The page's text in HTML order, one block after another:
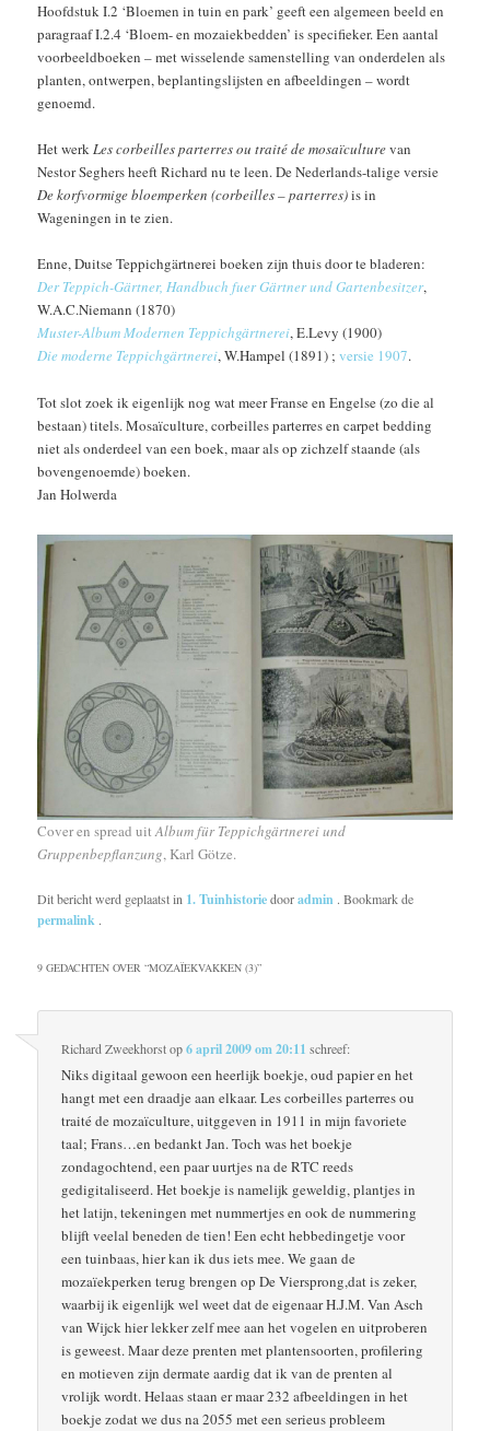
Hoofdstuk I.2 ‘Bloemen in tuin en park’ geeft een algemeen beeld en
paragraaf I.2.4 ‘Bloem- en mozaiekbedden’ is specifieker. Een aantal
voorbeeldboeken – met wisselende samenstelling van onderdelen als
planten, ontwerpen, beplantingslijsten en afbeeldingen – wordt
genoemd.
Het werkLes corbeilles parterres ou traité de mosaïculturevan
Nestor Seghers heeft Richard nu te leen. De Nederlands-talige versie
De korfvormige bloemperken (corbeilles – parterres)is in
Wageningen in te zien.
Enne, Duitse Teppichgärtnerei boeken zijn thuis door te bladeren:
Der Teppich-Gärtner, Handbuch fuer Gärtner und Gartenbesitzer,
W.A.C.Niemann (1870)
Muster-Album Modernen Teppichgärtnerei, E.Levy (1900)
Die moderne Teppichgärtnerei, W.Hampel (1891) ;versie 1907.
Tot slot zoek ik eigenlijk nog wat meer Franse en Engelse (zo die al
bestaan) titels. Mosaïculture, corbeilles parterres en carpet bedding
niet als onderdeel van een boek, maar als op zichzelf staande (als
bovengenoemde) boeken.
Jan Holwerda
Cover en spread uitAlbum für Teppichgärtnerei und
Gruppenbepflanzung, Karl Götze.
Dit bericht werd geplaatst in 1. Tuinhistoriedooradmin . Bookmark de
permalink .
9 GEDACHTEN OVER “MOZAÏEKVAKKEN (3)”
Richard Zweekhorstop6 april 2009 om 20:11 schreef:
Niks digitaal gewoon een heerlijk boekje, oud papier en het
hangt met een draadje aan elkaar. Les corbeilles parterres ou
traité de mozaïculture, uitggeven in 1911 in mijn favoriete
taal; Frans…en bedankt Jan. Toch was het boekje
zondagochtend, een paar uurtjes na de RTC reeds
gedigitaliseerd. Het boekje is namelijk geweldig, plantjes in
het latijn, tekeningen met nummertjes en ook de nummering
blijft veelal beneden de tien! Een echt hebbedingetje voor
een tuinbaas, hier kan ik dus iets mee. We gaan de
mozaïekperken terug brengen op De Viersprong,dat is zeker,
waarbij ik eigenlijk wel weet dat de eigenaar H.J.M. Van Asch
van Wijck hier lekker zelf mee aan het vogelen en uitproberen
is geweest. Maar deze prenten met plantensoorten, profilering
en motieven zijn dermate aardig dat ik van de prenten al
vrolijk wordt. Helaas staan er maar 232 afbeeldingen in het
boekje zodat we dus na 2055 met een serieus probleem